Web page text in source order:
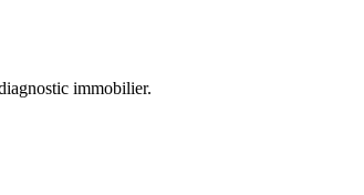
immobilier.